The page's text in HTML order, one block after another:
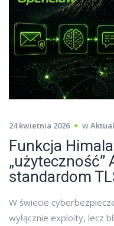
24 kwietnia 2026 w
Funkcja
„użyteczność”
standardom
W świecie
wyłącznie exploity, lecz